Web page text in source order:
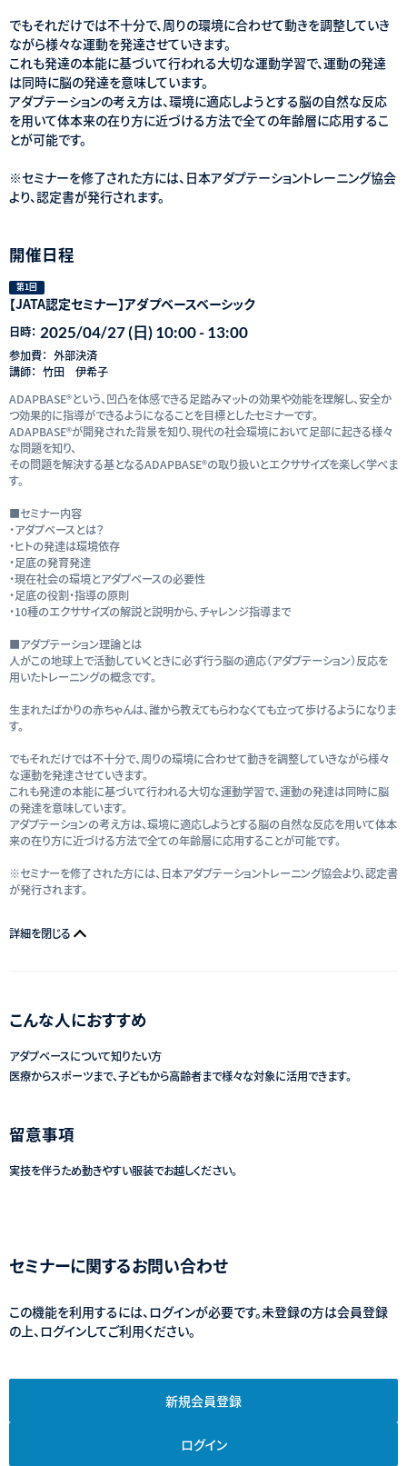
でもそれだけでは不十分で、周りの環境に合わせて動きを調整していき
ながら様々な運動を発達させていきます。
これも発達の本能に基づいて行われる大切な運動学習で、運動の発達
は同時に脳の発達を意味しています。
アダプテーションの考え方は、環境に適応しようとする脳の自然な反応
を用いて体本来の在り方に近づける方法で全ての年齢層に応用するこ
とが可能です。
※セミナーを修了された方には、日本アダプテーショントレーニング協会
より、認定書が発行されます。
開催日程
第1回
【JATA認定セミナー】アダプベースベーシック
日時： 2025/04/27 (日) 10:00 - 13:00
参加費： 外部決済
講師： 竹田 伊希子
ADAPBASE®という、凹凸を体感できる足踏みマットの効果や効能を理解し、安全か
つ効果的に指導ができるようになることを目標としたセミナーです。
ADAPBASE®が開発された背景を知り、現代の社会環境において足部に起きる様々
な問題を知り、
その問題を解決する基となるADAPBASE®の取り扱いとエクササイズを楽しく学べま
す。
■セミナー内容
・アダプベースとは？
・ヒトの発達は環境依存
・足底の発育発達
・現在社会の環境とアダプベースの必要性
・足底の役割・指導の原則
・10種のエクササイズの解説と説明から、チャレンジ指導まで
■アダプテーション理論とは
人がこの地球上で活動していくときに必ず行う脳の適応（アダプテーション）反応を
用いたトレーニングの概念です。
生まれたばかりの赤ちゃんは、誰から教えてもらわなくても立って歩けるようになりま
す。
でもそれだけでは不十分で、周りの環境に合わせて動きを調整していきながら様々
な運動を発達させていきます。
これも発達の本能に基づいて行われる大切な運動学習で、運動の発達は同時に脳
の発達を意味しています。
アダプテーションの考え方は、環境に適応しようとする脳の自然な反応を用いて体本
来の在り方に近づける方法で全ての年齢層に応用することが可能です。
※セミナーを修了された方には、日本アダプテーショントレーニング協会より、認定書
が発行されます。
詳細を閉じる
こんな人におすすめ
アダプベースについて知りたい方
医療からスポーツまで、子どもから高齢者まで様々な対象に活用できます。
留意事項
実技を伴うため動きやすい服装でお越しください。
セミナーに関するお問い合わせ
この機能を利用するには、ログインが必要です。未登録の方は会員登録
の上、ログインしてご利用ください。
新規会員登録
ログイン